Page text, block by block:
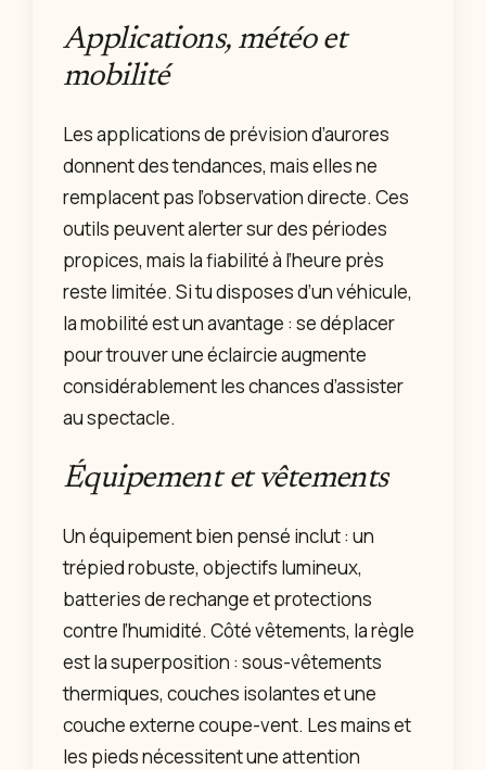
Applications, météo et
mobilité
Les applications de prévision d’aurores
donnent des tendances, mais elles ne
remplacent pas l’observation directe. Ces
outils peuvent alerter sur des périodes
propices, mais la fiabilité à l’heure près
reste limitée. Si tu disposes d’un véhicule,
la mobilité est un avantage : se déplacer
pour trouver une éclaircie augmente
considérablement les chances d’assister
au spectacle.
Équipement et vêtements
Un équipement bien pensé inclut : un
trépied robuste, objectifs lumineux,
batteries de rechange et protections
contre l’humidité. Côté vêtements, la règle
est la superposition : sous-vêtements
thermiques, couches isolantes et une
couche externe coupe-vent. Les mains et
les pieds nécessitent une attention